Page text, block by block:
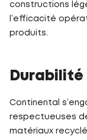
constructions
l’efficacité
produits.
Durabilité
Continental
respectueuses
matériaux